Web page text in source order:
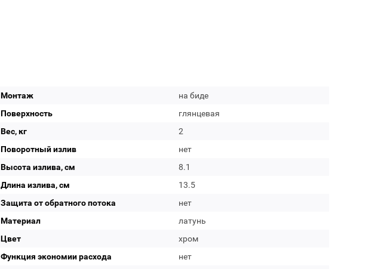
Монтаж
на биде
Поверхность
глянцевая
Вес, кг
2
Поворотный излив
нет
Высота излива, см
8.1
Длина излива, см
13.5
Защита от обратного потока
нет
Материал
латунь
Цвет
хром
Функция экономии расхода
нет